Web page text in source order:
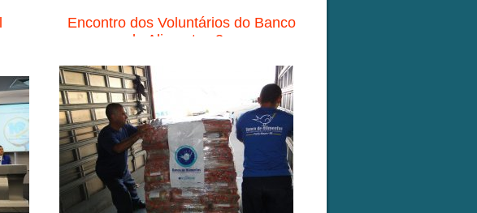
Encontro dos Voluntários do Banco
de Alimentos 3...